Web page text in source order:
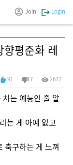
Join Login
평준화 레
91 7 2677
는 예능인 줄 알
는 게 아예 없고
축구하는 게 느껴